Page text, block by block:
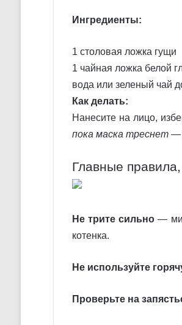
Ингредиенты:
1 столовая ложка гущи
1 чайная ложка белой
вода или зеленый чай
Как делать:
Нанесите на лицо,
пока маска треснет
Главные
Не трите сильно —
котенка.
Не используйте
Проверьте на